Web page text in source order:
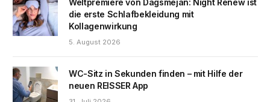
die erste Schlafbekleidung mit
Kollagenwirkung
5. August 2026
WC-Sitz in Sekunden finden – mit Hilfe der
neuen REISSER App